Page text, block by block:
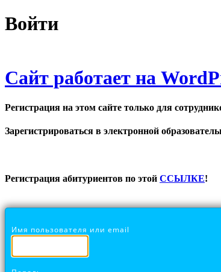
Войти
Сайт работает на
Регистрация на этом сайте только для
Зарегистрироваться в электронной
Регистрация абитуриентов по этой ССЫЛКЕ!
Имя пользователя или email